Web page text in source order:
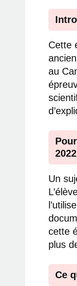
Cette
au
Un
cette
plus
Ce